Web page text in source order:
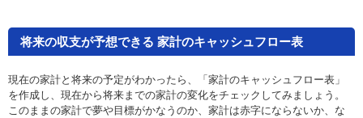
将来の収支が予想できる 家計のキャッシュフロー表
現在の家計と将来の予定がわかったら、「家計のキャッシュフロー表」
を作成し、現在から将来までの家計の変化をチェックしてみましょう。
このままの家計で夢や目標がかなうのか、家計は赤字にならないか、な